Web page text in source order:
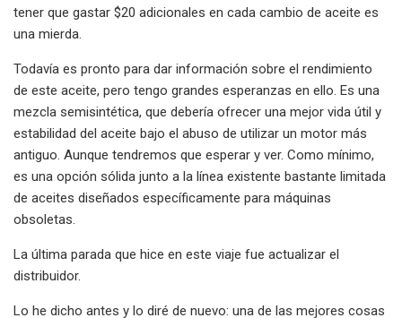
tener que gastar $20 adicionales en cada cambio de aceite es
una mierda.
Todavía es pronto para dar información sobre el rendimiento
de este aceite, pero tengo grandes esperanzas en ello. Es una
mezcla semisintética, que debería ofrecer una mejor vida útil y
estabilidad del aceite bajo el abuso de utilizar un motor más
antiguo. Aunque tendremos que esperar y ver. Como mínimo,
es una opción sólida junto a la línea existente bastante limitada
de aceites diseñados específicamente para máquinas
obsoletas.
La última parada que hice en este viaje fue actualizar el
distribuidor.
Lo he dicho antes y lo diré de nuevo: una de las mejores cosas